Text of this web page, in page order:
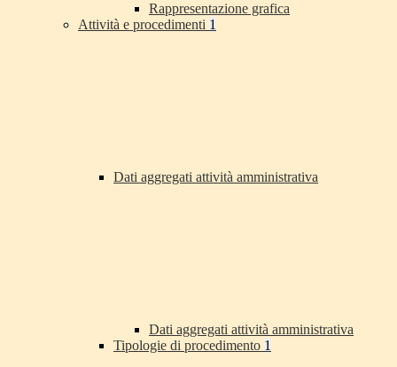
Rappresentazione grafica
Attività e procedimenti 1
Dati aggregati attività amministrativa
Dati aggregati attività amministrativa
Tipologie di procedimento 1